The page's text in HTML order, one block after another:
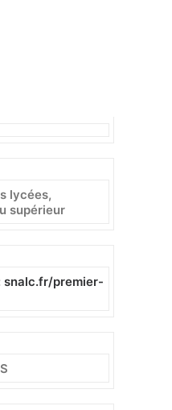
lycées,
supérieur
snalc.fr/premier-